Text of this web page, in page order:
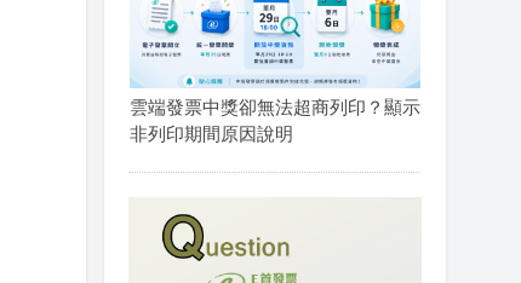
雲端發票中獎卻無法超商列印？顯示
非列印期間原因說明